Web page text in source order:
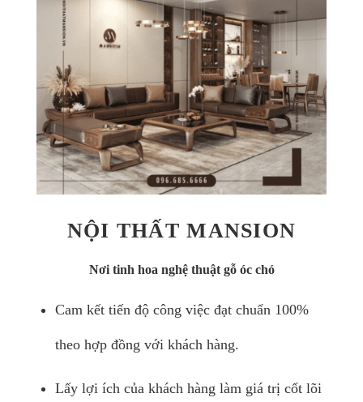
NỘI THẤT MANSION
Nơi tinh hoa nghệ thuật gỗ óc chó
Cam kết tiến độ công việc đạt chuẩn 100%
theo hợp đồng với khách hàng.
Lấy lợi ích của khách hàng làm giá trị cốt lõi